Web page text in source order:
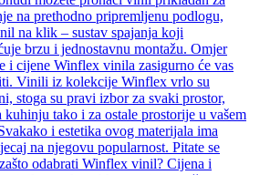
na prethodno pripremljenu podlogu,
na klik – sustav spajanja koji
brzu i jednostavnu montažu. Omjer
i cijene Winflex vinila zasigurno će vas
Vinili iz kolekcije Winflex vrlo su
stoga su pravi izbor za svaki prostor,
kuhinju tako i za ostale prostorije u vašem
i estetika ovog materijala ima
na njegovu popularnost. Pitate se
odabrati Winflex vinil? Cijena i